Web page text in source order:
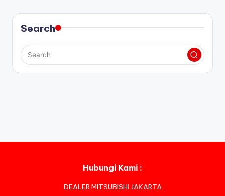
Search
Hubungi Kami :
DEALER MITSUBISHI JAKARTA